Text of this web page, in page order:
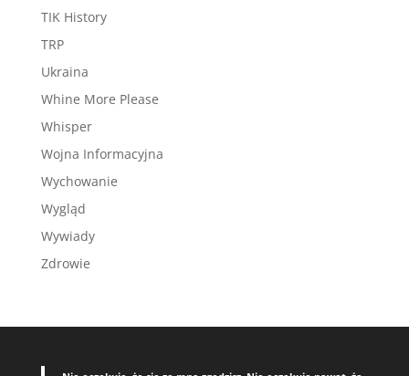
TIK History
TRP
Ukraina
Whine More Please
Whisper
Wojna Informacyjna
Wychowanie
Wygląd
Wywiady
Zdrowie